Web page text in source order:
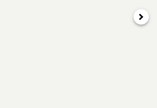
次へ